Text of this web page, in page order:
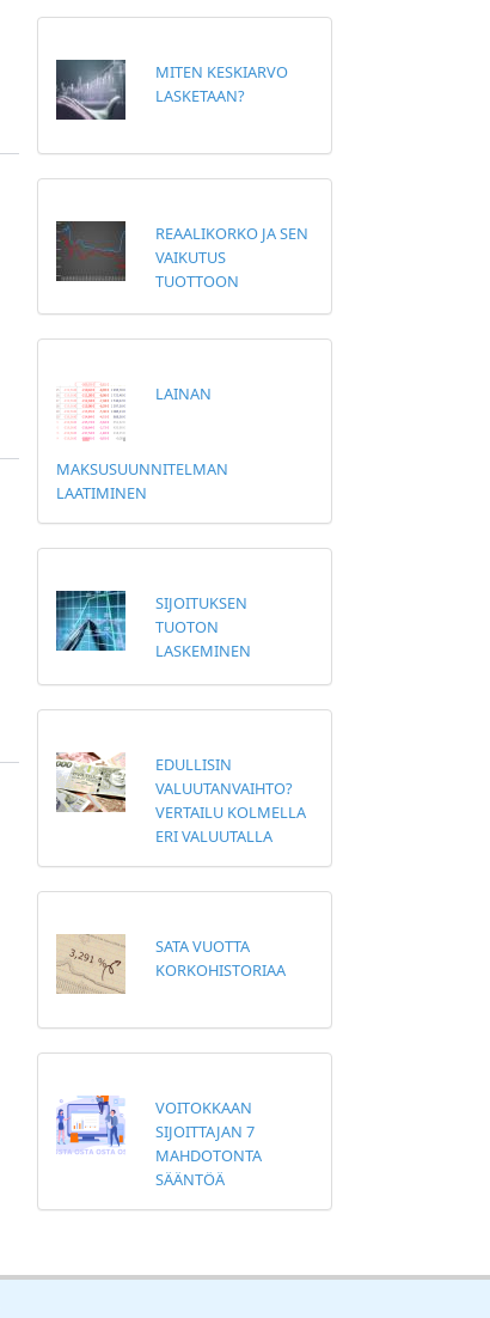
MITEN KESKIARVO
LASKETAAN?
REAALIKORKO JA SEN
VAIKUTUS
TUOTTOON
LAINAN
MAKSUSUUNNITELMAN
LAATIMINEN
SIJOITUKSEN
TUOTON
LASKEMINEN
EDULLISIN
VALUUTANVAIHTO?
VERTAILU KOLMELLA
ERI VALUUTALLA
SATA VUOTTA
KORKOHISTORIAA
VOITOKKAAN
SIJOITTAJAN 7
MAHDOTONTA
SÄÄNTÖÄ